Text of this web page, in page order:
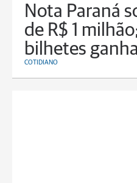
Nota Paraná
de R$ 1
bilhetes
COTIDIANO